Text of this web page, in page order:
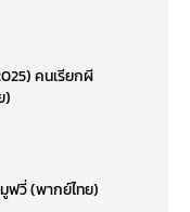
คนเรียกผี
)
มูฟวี่ (พากย์ไทย)